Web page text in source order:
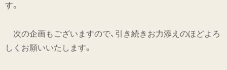
す。
次の企画もございますので、引き続きお力添えのほどよろ
しくお願いいたします。